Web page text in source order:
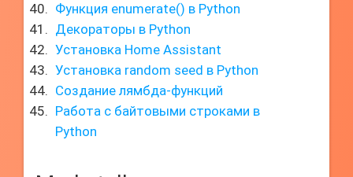
Функция enumerate() в Python
Декораторы в Python
Установка Home Assistant
Установка random seed в Python
Создание лямбда-функций
Работа с байтовыми строками в
Python